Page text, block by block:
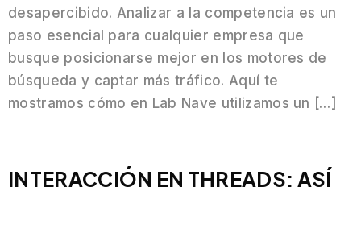
desapercibido. Analizar a la competencia es un
paso esencial para cualquier empresa que
busque posicionarse mejor en los motores de
búsqueda y captar más tráfico. Aquí te
mostramos cómo en Lab Nave utilizamos un […]
INTERACCIÓN EN THREADS: ASÍ